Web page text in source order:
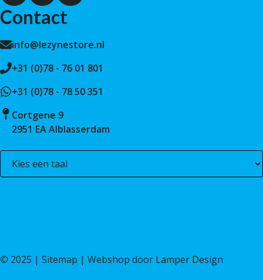
Contact
info@lezynestore.nl
+31 (0)78 - 76 01 801
+31 (0)78 - 78 50 351
Cortgene 9
2951 EA Alblasserdam
© 2025 | Sitemap | Webshop door Lamper Design